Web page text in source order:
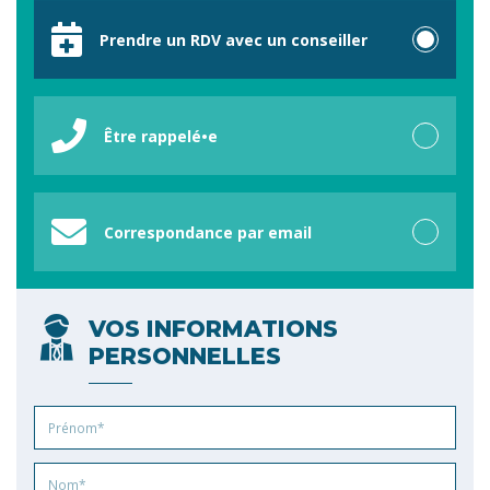
préférencePrendre un RDV avec un conseiller
Être rappelé•e
Correspondance par email
VOS INFORMATIONS
PERSONNELLES